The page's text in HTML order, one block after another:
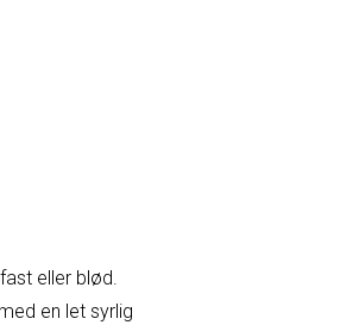
eller blød.
en let syrlig